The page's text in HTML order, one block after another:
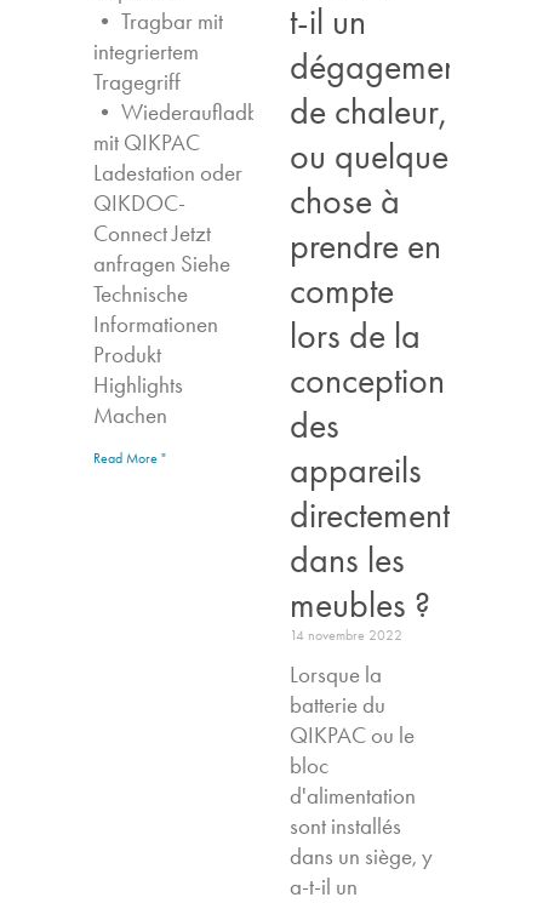
• Tragbar mit
integriertem
Tragegriff
• Wiederaufladbar
mit QIKPAC
Ladestation oder
QIKDOC-
Connect Jetzt
anfragen​ Siehe
Technische
Informationen
Produkt
Highlights​
Machen
Read More "
t-il un
dégagement
de chaleur,
ou quelque
chose à
prendre en
compte
lors de la
conception
des
appareils
directement
dans les
meubles ?
14 novembre 2022
Lorsque la
batterie du
QIKPAC ou le
bloc
d'alimentation
sont installés
dans un siège, y
a-t-il un